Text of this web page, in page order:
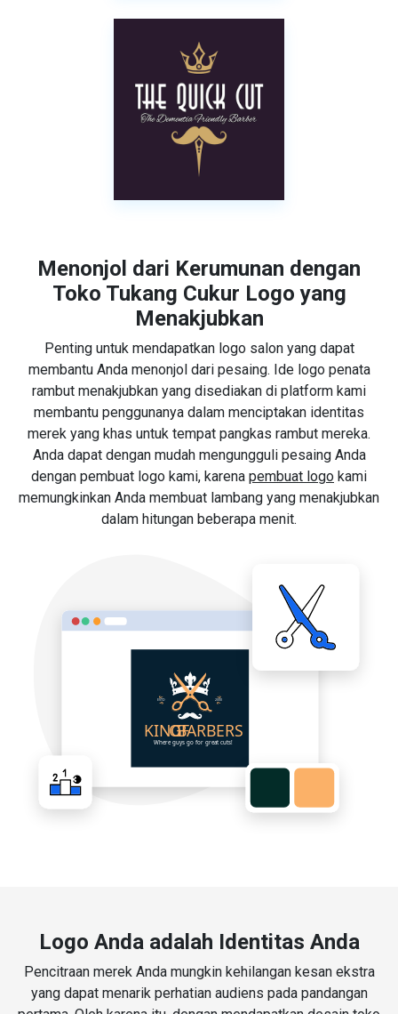
Menonjol dari Kerumunan dengan
Toko Tukang Cukur Logo yang
Menakjubkan
Penting untuk mendapatkan logo salon yang dapat
membantu Anda menonjol dari pesaing. Ide logo penata
rambut menakjubkan yang disediakan di platform kami
membantu penggunanya dalam menciptakan identitas
merek yang khas untuk tempat pangkas rambut mereka.
Anda dapat dengan mudah mengungguli pesaing Anda
dengan pembuat logo kami, karena pembuat logo kami
memungkinkan Anda membuat lambang yang menakjubkan
dalam hitungan beberapa menit.
Logo Anda adalah Identitas Anda
Pencitraan merek Anda mungkin kehilangan kesan ekstra
yang dapat menarik perhatian audiens pada pandangan